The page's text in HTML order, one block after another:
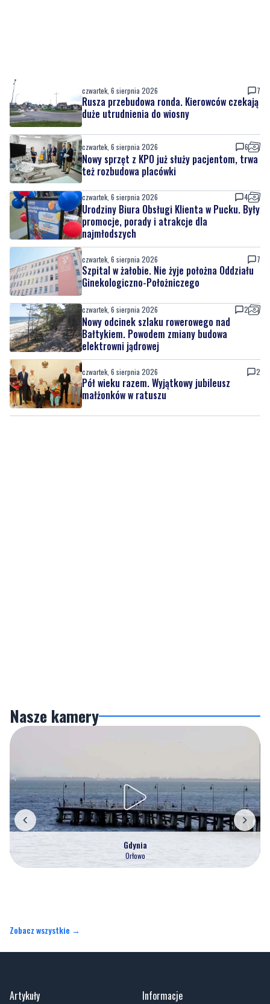
czwartek, 6 sierpnia 2026 7
Rusza przebudowa ronda. Kierowców czekają
duże utrudnienia do wiosny
czwartek, 6 sierpnia 2026 6
Nowy sprzęt z KPO już służy pacjentom, trwa
też rozbudowa placówki
czwartek, 6 sierpnia 2026 4
Urodziny Biura Obsługi Klienta w Pucku. Były
promocje, porady i atrakcje dla
najmłodszych
czwartek, 6 sierpnia 2026 7
Szpital w żałobie. Nie żyje położna Oddziału
Ginekologiczno-Położniczego
czwartek, 6 sierpnia 2026 2
Nowy odcinek szlaku rowerowego nad
Bałtykiem. Powodem zmiany budowa
elektrowni jądrowej
czwartek, 6 sierpnia 2026 2
Pół wieku razem. Wyjątkowy jubileusz
małżonków w ratuszu
Nasze kamery
Gdynia
Orłowo
Zobacz wszystkie →
Artykuły Informacje